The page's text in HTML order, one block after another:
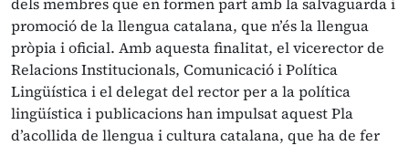
promoció de la llengua catalana, que n’és la llengua
pròpia i oficial. Amb aquesta finalitat, el vicerector de
Relacions Institucionals, Comunicació i Política
Lingüística i el delegat del rector per a la política
lingüística i publicacions han impulsat aquest Pla
d’acollida de llengua i cultura catalana, que ha de fer